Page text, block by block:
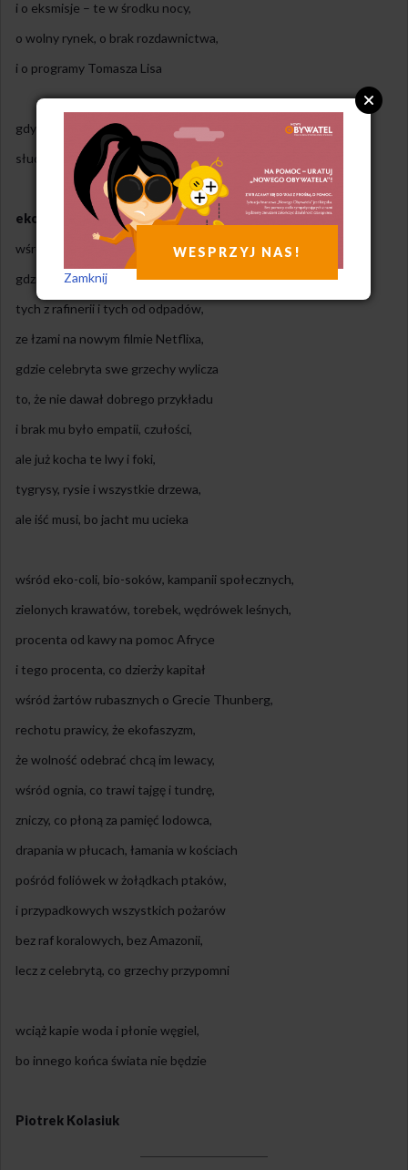
i o eksmisje – te w środku nocy,
o wolny rynek, o brak rozdawnictwa,
i o programy Tomasza Lisa
gdy mówić będą, o wszystkim tym bredząc
słuchaj uważnie – to właśnie przemoc
eko
wśród plastikowych plaż i odkręconych kranów,
gdzie w pierś się bije milionerów paru
tych z rafinerii i tych od odpadów,
ze łzami na nowym filmie Netflixa,
gdzie celebryta swe grzechy wylicza
to, że nie dawał dobrego przykładu
i brak mu było empatii, czułości,
ale już kocha te lwy i foki,
tygrysy, rysie i wszystkie drzewa,
ale iść musi, bo jacht mu ucieka
wśród eko-coli, bio-soków, kampanii społecznych,
zielonych krawatów, torebek, wędrówek leśnych,
procenta od kawy na pomoc Afryce
i tego procenta, co dzierży kapitał
wśród żartów rubasznych o Grecie Thunberg,
rechotu prawicy, że ekofaszyzm,
że wolność odebrać chcą im lewacy,
wśród ognia, co trawi tajgę i tundrę,
zniczy, co płoną za pamięć lodowca,
drapania w płucach, łamania w kościach
pośród foliówek w żołądkach ptaków,
i przypadkowych wszystkich pożarów
bez raf koralowych, bez Amazonii,
lecz z celebrytą, co grzechy przypomni
wciąż kapie woda i płonie węgiel,
bo innego końca świata nie będzie
Piotrek Kolasiuk
WESPRZYJ NAS!
Zamknij